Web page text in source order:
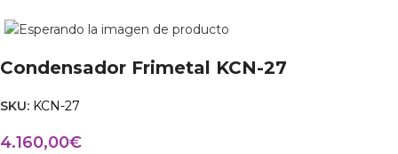
Condensador Frimetal KCN-27
SKU: KCN-27
4.160,00€